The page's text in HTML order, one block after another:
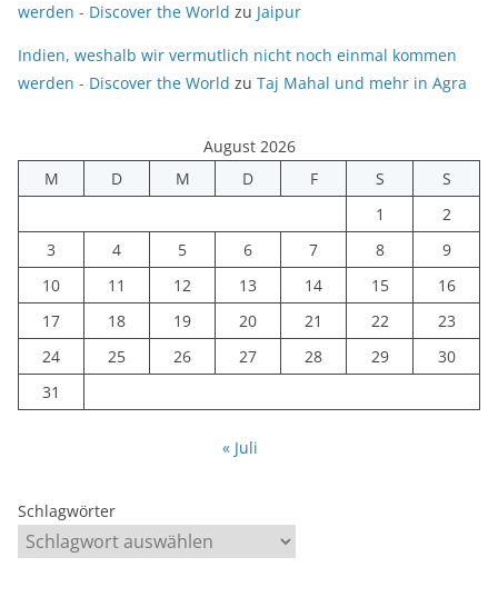
werden - Discover the World zu Jaipur
Indien, weshalb wir vermutlich nicht noch einmal kommen
werden - Discover the World zu Taj Mahal und mehr in Agra
August 2026
M
D M D F S
S
1
2
3
4 5 6 7 8
9
10
11 12 13 14 15
16
17
18 19 20 21 22
23
24
25 26 27 28 29
30
31
« Juli
Schlagwörter